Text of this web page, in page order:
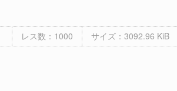
レス数：1000 サイズ：3092.96 KiB